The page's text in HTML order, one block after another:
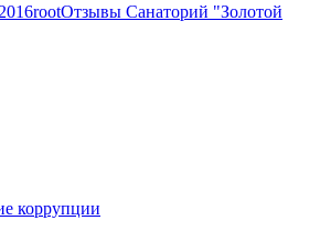
Автор
rootРубрики
Отзывы Санаторий "Золотой
коррупции